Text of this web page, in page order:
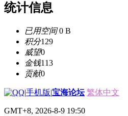
统计信息
已用空间0 B
积分129
威望0
金钱113
贡献0
|手机版|宝海论坛 繁体中文
GMT+8, 2026-8-9 19:50